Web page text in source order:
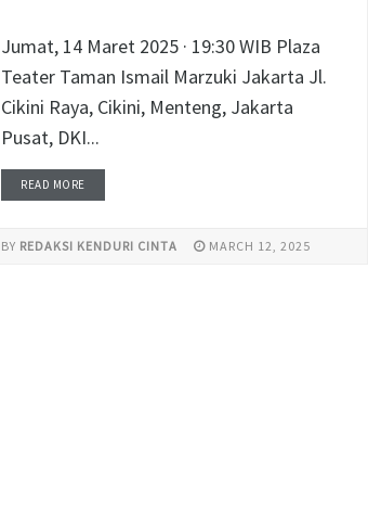
Jumat, 14 Maret 2025 · 19:30 WIB Plaza
Teater Taman Ismail Marzuki Jakarta Jl.
Cikini Raya, Cikini, Menteng, Jakarta
Pusat, DKI...
READ MORE
BY REDAKSI KENDURI CINTA MARCH 12, 2025